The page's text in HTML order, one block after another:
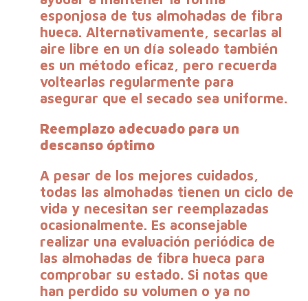
esponjosa de tus almohadas de fibra
hueca. Alternativamente, secarlas al
aire libre en un día soleado también
es un método eficaz, pero recuerda
voltearlas regularmente para
asegurar que el secado sea uniforme.
Reemplazo adecuado para un
descanso óptimo
A pesar de los mejores cuidados,
todas las almohadas tienen un ciclo de
vida y necesitan ser reemplazadas
ocasionalmente. Es aconsejable
realizar una evaluación periódica de
las almohadas de fibra hueca para
comprobar su estado. Si notas que
han perdido su volumen o ya no